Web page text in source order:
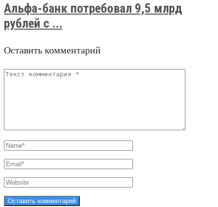
Альфа-банк потребовал 9,5 млрд
рублей с ...
Оставить комментарий